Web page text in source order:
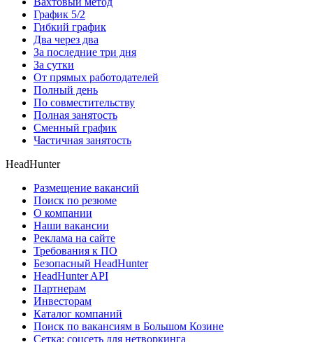
График 5/2
Гибкий график
Два через два
За последние три дня
За сутки
От прямых работодателей
Полный день
По совместительству
Полная занятость
Сменный график
Частичная занятость
HeadHunter
Размещение вакансий
Поиск по резюме
О компании
Наши вакансии
Реклама на сайте
Требования к ПО
Безопасный HeadHunter
HeadHunter API
Партнерам
Инвесторам
Каталог компаний
Поиск по вакансиям в Большом Козине
Сетка: соцсеть для нетворкинга